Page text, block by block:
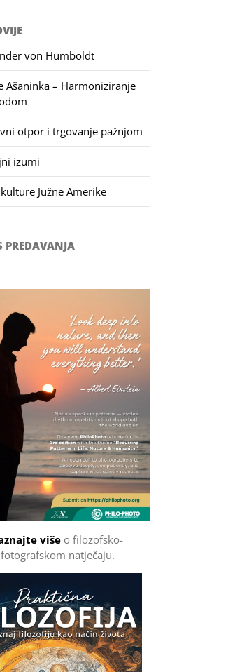
von Humboldt
Ašaninka – Harmoniziranje
otpor i trgovanje pažnjom
izumi
Južne Amerike
PREDAVANJA
višeo filozofsko-
fotografskom natječaju.